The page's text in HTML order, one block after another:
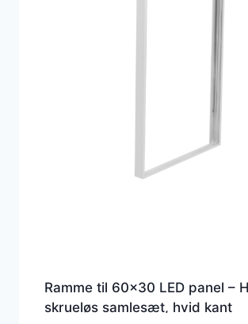
Ramme til 60×30 LED panel –
skrueløs samlesæt, hvid kant